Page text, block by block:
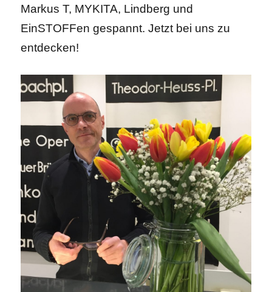
Markus T, MYKITA, Lindberg und
EinSTOFFen gespannt. Jetzt bei uns zu
entdecken!